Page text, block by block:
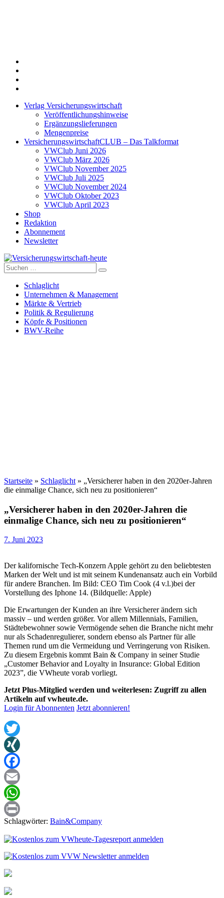
Verlag Versicherungswirtschaft
Veröffentlichungshinweise
Ergänzungslieferungen
Mengenpreise
VersicherungswirtschaftCLUB – Das Talkformat
VWClub Juni 2026
VWClub März 2026
VWClub November 2025
VWClub Juli 2025
VWClub November 2024
VWClub Oktober 2023
VWClub April 2023
Shop
Redaktion
Abonnement
Newsletter
Versicherungswirtschaft-heute
Suche
nach:
Schlaglicht
Unternehmen & Management
Märkte & Vertrieb
Politik & Regulierung
Köpfe & Positionen
BWV-Reihe
Startseite » Schlaglicht » „Versicherer haben in den 2020er-Jahren
die einmalige Chance, sich neu zu positionieren“
„Versicherer haben in den 2020er-Jahren die
einmalige Chance, sich neu zu positionieren“
7. Juni 2023
Der kalifornische Tech-Konzern Apple gehört zu den beliebtesten
Marken der Welt und ist mit seinem Kundenansatz auch ein Vorbild
für andere Branchen. Im Bild: CEO Tim Cook (4 v.l.)bei der
Vorstellung des Iphone 14. (Bildquelle: Apple)
Die Erwartungen der Kunden an ihre Versicherer ändern sich
massiv – und werden größer. Vor allem Millennials, Familien,
Städtebewohner sowie Vermögende sehen die Branche nicht mehr
nur als Schadenregulierer, sondern ebenso als Partner für alle
Themen rund um die Vermeidung und Verringerung von Risiken.
Zu diesem Ergebnis kommt Bain & Company in seiner Studie
„Customer Behavior and Loyalty in Insurance: Global Edition
2023”, die VWheute vorab vorliegt.
Jetzt Plus-Mitglied werden und weiterlesen: Zugriff zu allen
Artikeln auf vwheute.de.
Login für Abonnenten Jetzt abonnieren!
Twitter
XING
Facebook
Email
WhatsApp
Print
Schlagwörter: Bain&Company